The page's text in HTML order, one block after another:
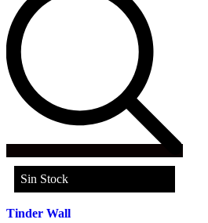
Sin Stock
Tinder Wall